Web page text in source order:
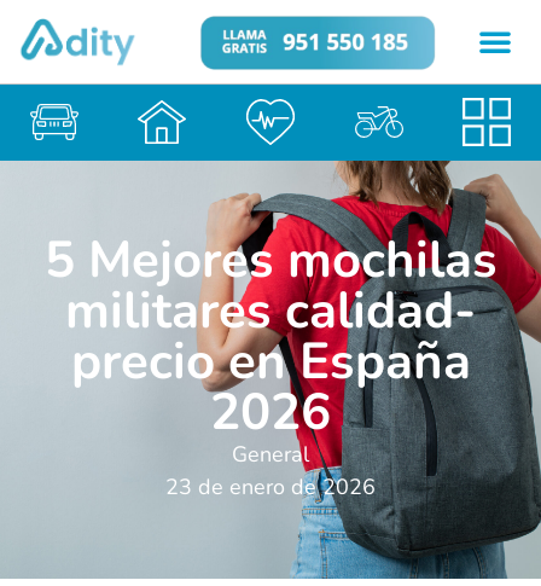
5 Mejores mochilas
militares calidad-
precio en España
2026
General
23 de enero de 2026